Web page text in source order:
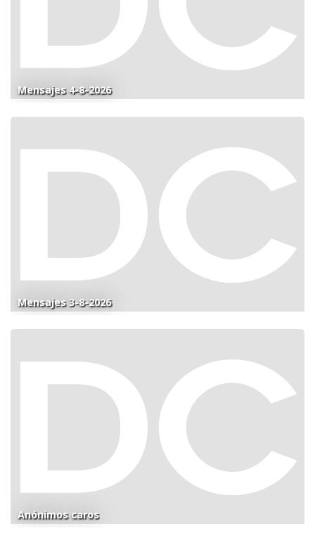
Mensajes 4-8-2026
Mensajes 3-8-2026
Anónimos caros